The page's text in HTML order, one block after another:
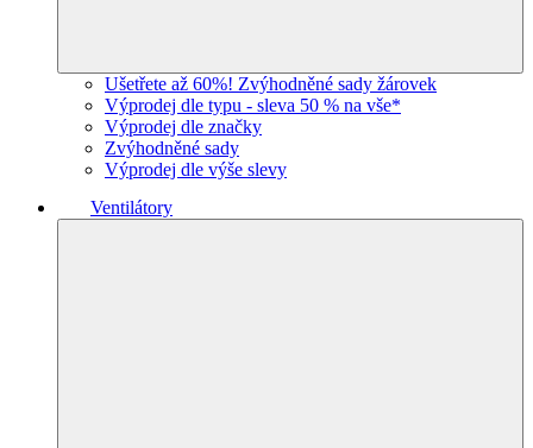
Ušetřete až 60%! Zvýhodněné sady žárovek
Výprodej dle typu - sleva 50 % na vše*
Výprodej dle značky
Zvýhodněné sady
Výprodej dle výše slevy
Ventilátory